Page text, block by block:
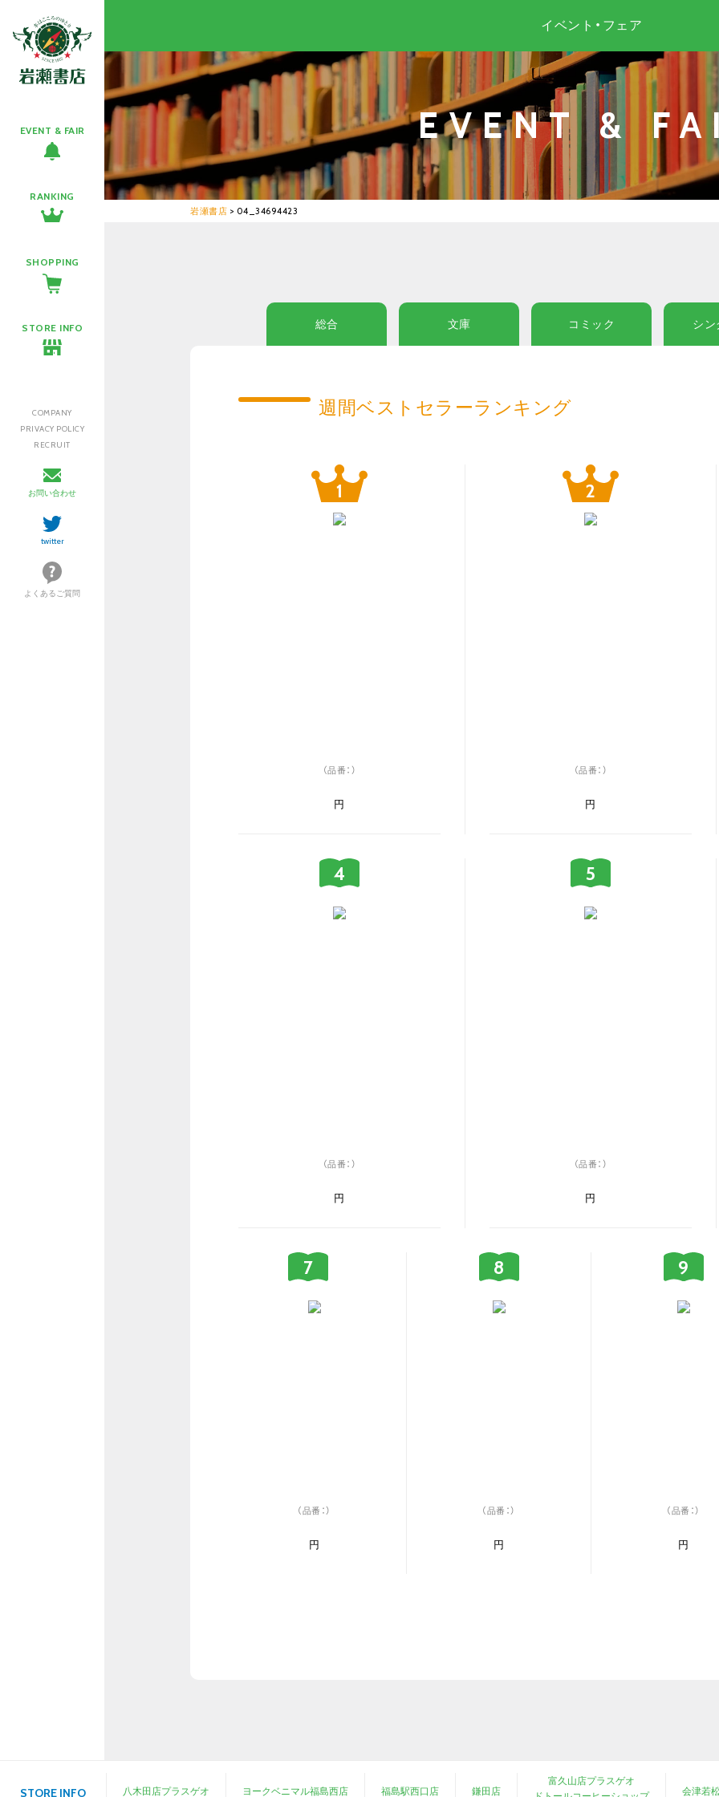
EVENT & FAIR
RANKING
SHOPPING
STORE INFO
COMPANY
PRIVACY POLICY
RECRUIT
お問い合わせ
twitter
よくあるご質問
イベント・フェア
EVENT &
岩瀬書店 > 04_34694423
総合 文庫 コミック シン
週間ベストセラーランキング
（品番：）
円
（品番：）
円
（品番：）
円
（品番：）
円
（品番：）
円
（品番：）
円
（品番：）
円
STORE INFO 八木田店プラスゲオ ヨークベニマル福島西店 福島駅西口店 鎌田店
富久山店プラスゲオ
会津若